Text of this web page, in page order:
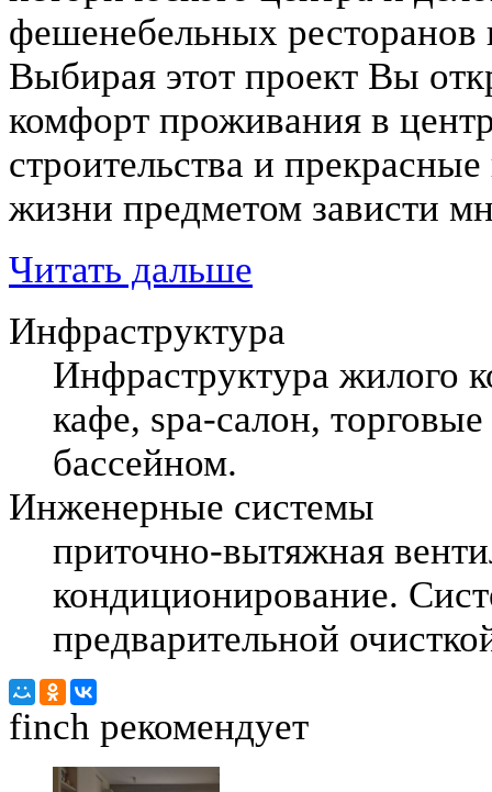
фешенебельных
Выбирая этот проект Вы
комфорт проживания в
строительства и
жизни предметом зависти
Читать дальше
Инфраструктура
Инфраструктура жилого
кафе, spa-салон,
бассейном.
Инженерные системы
приточно-вытяжная
кондиционирование.
предварительной
finch рекомендует